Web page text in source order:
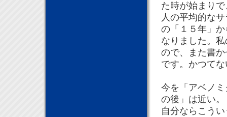
た時が始まり
人の平均的な
の「１５年」
なりました。
ので、また書
です。かつて
今を「アベノ
の後」は近い。
自分ならこう